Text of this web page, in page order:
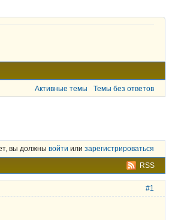
Активные темы Темы без ответов
вы должны войти или зарегистрироваться
RSS
#1